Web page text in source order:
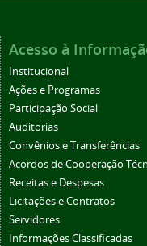
Acesso à
Institucional
Ações e Programas
Participação Social
Auditorias
Convênios e Transferências
Acordos de Cooperação
Receitas e Despesas
Licitações e Contratos
Servidores
Informações Classificadas